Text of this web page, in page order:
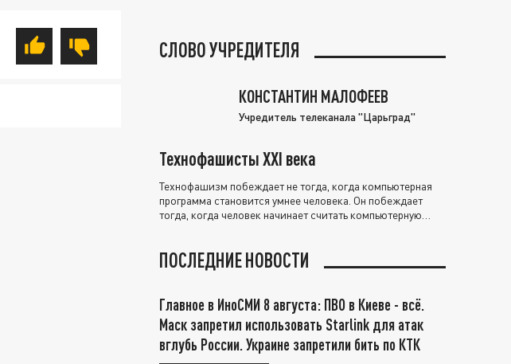
СЛОВО УЧРЕДИТЕЛЯ
КОНСТАНТИН МАЛОФЕЕВ
Учредитель телеканала "Царьград"
Технофашисты XXI века
Технофашизм побеждает не тогда, когда компьютерная
программа становится умнее человека. Он побеждает
тогда, когда человек начинает считать компьютерную
ПОСЛЕДНИЕ НОВОСТИ
Главное в ИноСМИ 8 августа: ПВО в Киеве - всё.
Маск запретил использовать Starlink для атак
вглубь России. Украине запретили бить по КТК